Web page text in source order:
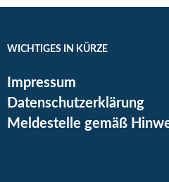
WICHTIGES IN KÜRZE
Impressum
Datenschutzerklärung
Meldestelle gemäß